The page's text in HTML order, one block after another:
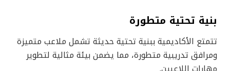
بنية تحتية متطورة
تتمتع الأكاديمية ببنية تحتية حديثة تشمل ملاعب متميزة
ومرافق تدريبية متطورة، مما يضمن بيئة مثالية لتطوير